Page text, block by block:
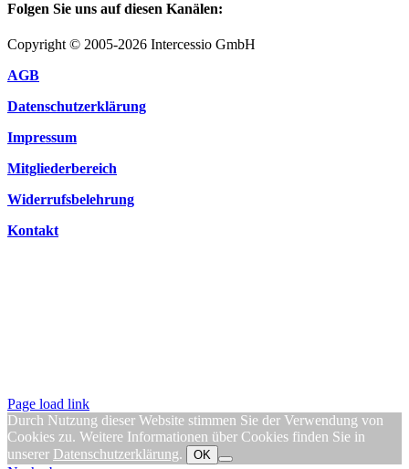
Folgen Sie uns auf diesen Kanälen:
Copyright © 2005-2026 Intercessio GmbH
AGB
Datenschutzerklärung
Impressum
Mitgliederbereich
Widerrufsbelehrung
Kontakt
Page load link
Durch Nutzung dieser Website stimmen Sie der Verwendung von
Cookies zu. Weitere Informationen über Cookies finden Sie in
unserer Datenschutzerklärung. OK